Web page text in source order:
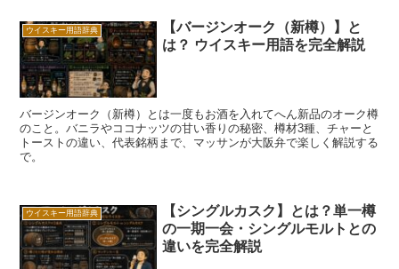
ウイスキー用語辞典
【バージンオーク（新樽）】と
は？ ウイスキー用語を完全解説
バージンオーク（新樽）とは一度もお酒を入れてへん新品のオーク樽
のこと。バニラやココナッツの甘い香りの秘密、樽材3種、チャーと
トーストの違い、代表銘柄まで、マッサンが大阪弁で楽しく解説する
で。
ウイスキー用語辞典
【シングルカスク】とは？単一樽
の一期一会・シングルモルトとの
違いを完全解説